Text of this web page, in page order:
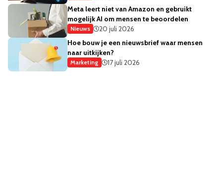
Meta leert niet van Amazon en gebruikt
mogelijk AI om mensen te beoordelen
Nieuws
20 juli 2026
Hoe bouw je een nieuwsbrief waar mensen
naar uitkijken?
Marketing 17 juli 2026